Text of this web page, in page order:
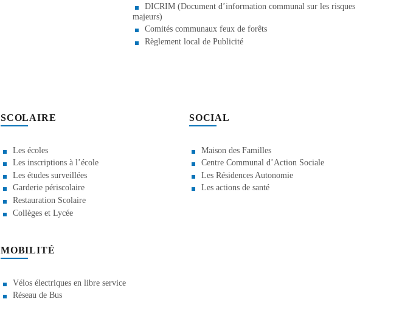
DICRIM (Document d’information communal sur les risques
majeurs)
Comités communaux feux de forêts
Règlement local de Publicité
SCOLAIRE
Les écoles
Les inscriptions à l’école
Les études surveillées
Garderie périscolaire
Restauration Scolaire
Collèges et Lycée
SOCIAL
Maison des Familles
Centre Communal d’Action Sociale
Les Résidences Autonomie
Les actions de santé
MOBILITÉ
Vélos électriques en libre service
Réseau de Bus